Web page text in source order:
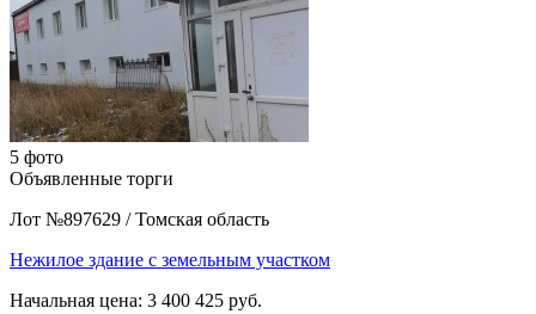
5 фото
Объявленные торги
Лот №897629 / Томская область
Нежилое здание с земельным участком
Начальная цена: 3 400 425 руб.